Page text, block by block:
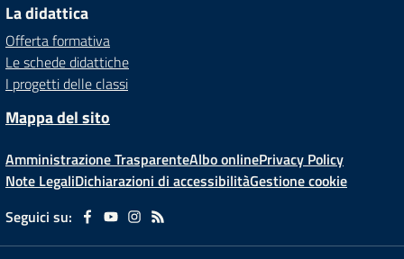
La didattica
Offerta formativa
Le schede didattiche
I progetti delle classi
Mappa del sito
Amministrazione TrasparenteAlbo onlinePrivacy Policy
Note LegaliDichiarazioni di accessibilitàGestione cookie
Seguici su: